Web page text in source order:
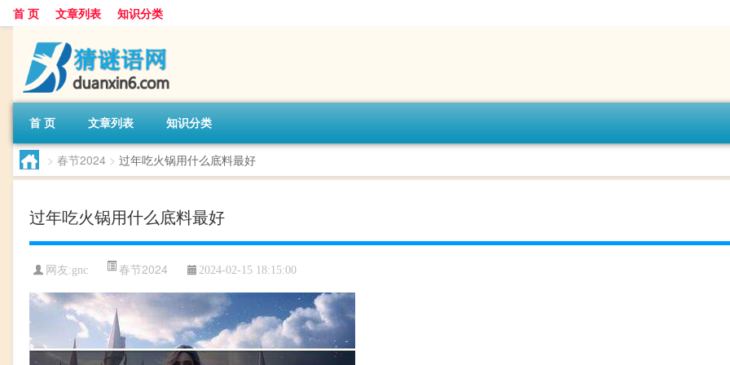
首 页 文章列表 知识分类
首 页 文章列表 知识分类
> 春节2024 > 过年吃火锅用什么底料最好
过年吃火锅用什么底料最好
网友:gnc 春节2024 2024-02-15 18:15:00